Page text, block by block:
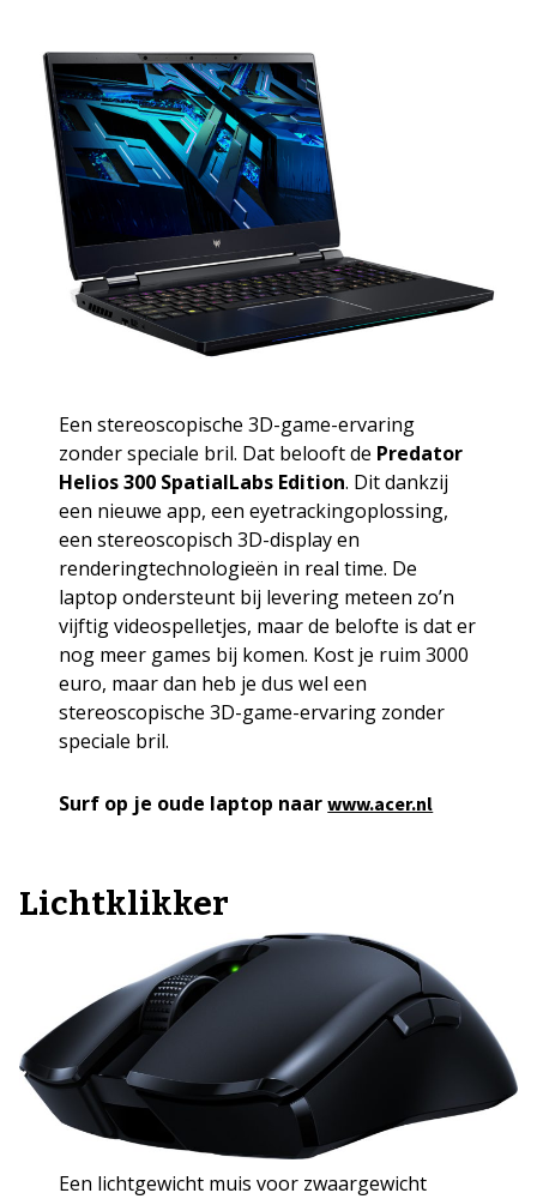
Een stereoscopische 3D-game-ervaring
zonder speciale bril. Dat belooft de Predator
Helios 300 SpatialLabs Edition. Dit dankzij
een nieuwe app, een eyetrackingoplossing,
een stereoscopisch 3D-display en
renderingtechnologieën in real time. De
laptop ondersteunt bij levering meteen zo’n
vijftig videospelletjes, maar de belofte is dat er
nog meer games bij komen. Kost je ruim 3000
euro, maar dan heb je dus wel een
stereoscopische 3D-game-ervaring zonder
speciale bril.
Surf op je oude laptop naarwww.acer.nl
Lichtklikker
Een lichtgewicht muis voor zwaargewicht